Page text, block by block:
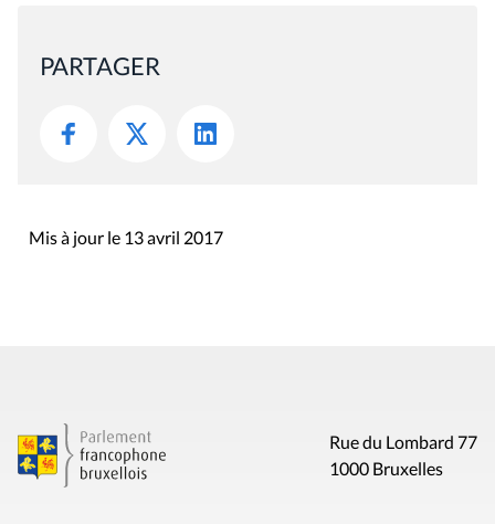
PARTAGER
Mis à jour le 13 avril 2017
Rue du Lombard 77
1000 Bruxelles